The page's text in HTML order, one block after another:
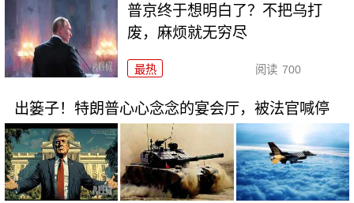
普京终于想明白了？不把乌打
废，麻烦就无穷尽
最热 阅读 700
出篓子！特朗普心心念念的宴会厅，被法官喊停